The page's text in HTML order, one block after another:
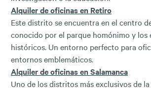
Alquiler de oficinas en Retiro
Este distrito se encuentra en el centro
conocido por el parque homónimo y los
históricos. Un entorno perfecto para
entornos emblemáticos.
Alquiler de oficinas en Salamanca
Uno de los distritos más exclusivos de